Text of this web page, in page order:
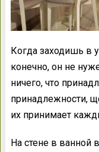
Когда заходишь в
конечно, он не
ничего, что
принадлежности,
их принимает
На стене в ванной